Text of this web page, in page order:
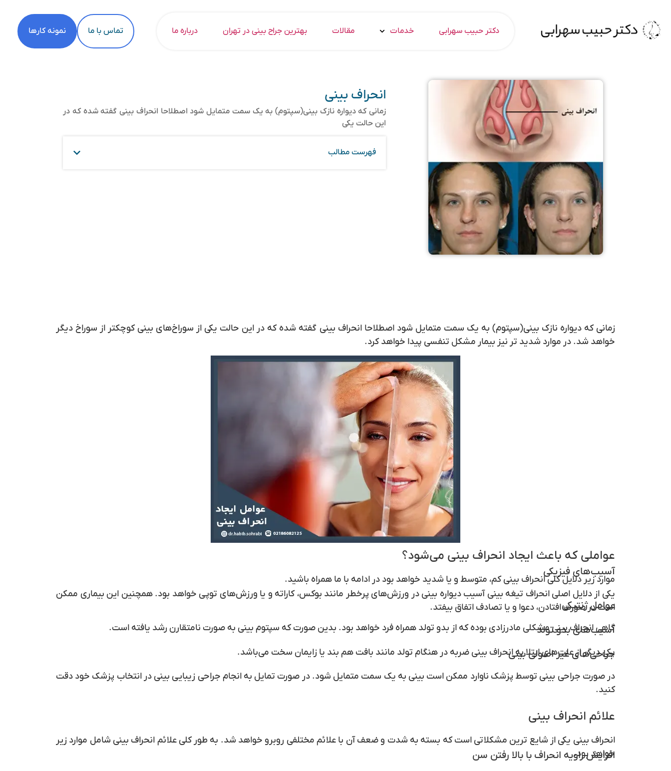
دکتر حبیب سهرابی خدمات مقالات بهترین جراح بینی در تهران درباره ما تماس با ما نمونه کارها
انحراف بینی
زمانی که دیواره نازک بینی(سپتوم) به یک سمت متمایل شود اصطلاحا انحراف بینی گفته شده که در
این حالت یکی
فهرست مطالب
زمانی که دیواره نازک بینی(سپتوم) به یک سمت متمایل شود اصطلاحاانحراف بینی گفته شده که در این حالت یکی از سوراخ‌های بینی کوچکتر از سوراخ دیگر
خواهد شد. در موارد شدید تر نیز بیمار مشکل تنفسی پیدا خواهد کرد.
عواملی که باعث ایجاد انحراف بینی می‌شود؟
موارد زیر دلایل کلی انحراف بینی کم، متوسط و یا شدید خواهد بود در ادامه با ما همراه باشید.
آسیب‌های فیزیکی
یکی از دلایل اصلی انحراف تیغه بینی آسیب دیواره بینی در ورزش‌های پرخطر مانند بوکس، کاراته و یا ورزش‌های توپی خواهد بود. همچنین این بیماری ممکن
است در صورت افتادن، دعوا و یا تصادف اتفاق بیفتد.
عوامل ژنتیکی
گاهی انحراف بینی مشکلی مادرزادی بوده که از بدو تولد همراه فرد خواهد بود. بدین صورت که سپتوم بینی به صورت نامتقارن رشد یافته است.
آسیب‌ها‌ی بدو تولد
یکی دیگر از علت‌های ابتلا به انحراف بینی ضربه در هنگام تولد مانند بافت هم بند یا زایمان سخت می‌باشد.
جراحی‌های غیر اصولی بینی
در صورت جراحی بینی توسط پزشک ناوارد ممکن است بینی به یک سمت متمایل شود. در صورت تمایل به انجام جراحی زیبایی بینی در انتخاب پزشک خود دقت
کنید.
علائم انحراف بینی
انحراف بینی یکی از شایع ترین مشکلاتی است که بسته به شدت و ضعف آن با علائم مختلفی روبرو خواهد شد. به طور کلی علائم انحراف بینی شامل موارد زیر
خواهد بود.
افزایش زاویه انحراف با بالا رفتن سن